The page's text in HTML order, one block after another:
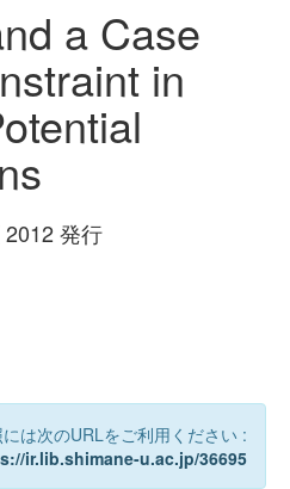
a Case
in
発行
は次のURLをご利用ください :
ir.lib.shimane-u.ac.jp/36695